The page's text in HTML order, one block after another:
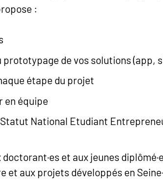
:
de vos solutions (app,
étape du projet
en équipe
National Etudiant
et aux jeunes
et aux projets développés en